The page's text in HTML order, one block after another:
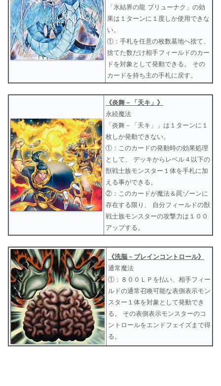
「氷結界の龍 ブリューナク」の効
果は１ターンに１度しか使用できな
い。
①：手札を任意の枚数墓地へ捨て、
捨てた数だけ相手フィールドのカー
ドを対象として発動できる。 その
カードを持ち主の手札に戻す。
《炎舞－「天キ」》
永続魔法
「炎舞－「天キ」」は１ターンに１
枚しか発動できない。
①：このカードの発動時の効果処理
として、 デッキからレベル４以下の
獣戦士族モンスター１体を手札に加
える事ができる。
②：このカードが魔法＆罠ゾーンに
存在する限り、 自分フィールドの獣
戦士族モンスターの攻撃力は１００
アップする。
《洗脳－ブレインコントロール》
通常魔法
①：８００ＬＰを払い、相手フィー
ルドの通常召喚可能な表側表示モン
スター１体を対象として発動でき
る。 その表側表示モンスターのコ
ントロールをエンドフェイズまで得
る。